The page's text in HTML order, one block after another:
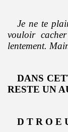
Je ne te
vouloir
lentement.
DANS
RESTE UN
D T R O E